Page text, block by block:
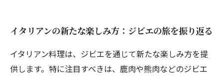
イタリアンの新たな楽しみ方：ジビエの旅を振り返る
イタリアン料理は、ジビエを通じて新たな楽しみ方を提
供します。特に注目すべきは、鹿肉や熊肉などのジビエ